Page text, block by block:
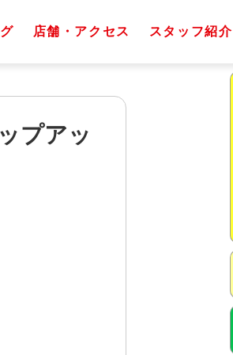
店舗・アクセス スタッフ紹介
プアッ